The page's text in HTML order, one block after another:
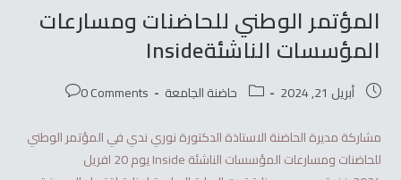
المؤتمر الوطني للحاضنات ومسارعات
المؤسسات الناشئةInside
أبريل 21, 2024 حاضنة الجامعة
0 Comments
مشاركة مديرة الحاضنة الاستاذة الدكتورة نوري ندي في المؤتمر الوطني
للحاضنات ومسارعات المؤسسات الناشئة Inside يوم 20 افريل